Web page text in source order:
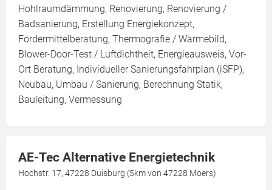
Hohlraumdämmung, Renovierung, Renovierung /
Badsanierung, Erstellung Energiekonzept,
Fördermittelberatung, Thermografie / Wärmebild,
Blower-Door-Test / Luftdichtheit, Energieausweis, Vor-
Ort Beratung, Individueller Sanierungsfahrplan (iSFP),
Neubau, Umbau / Sanierung, Berechnung Statik,
Bauleitung, Vermessung
AE-Tec Alternative Energietechnik
Hochstr. 17, 47228 Duisburg (5km von 47228 Moers)